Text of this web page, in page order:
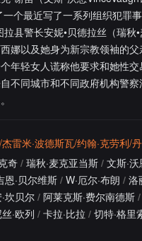
个最近写了一系列组织犯罪
县警长安妮•贝德拉丝（瑞
娜以及她身为新宗教领袖的
年轻女人谎称他要求和她性
不同城市和不同政府机构警
雷米·波德斯瓦/约翰·克劳利/
奇/ 瑞秋·麦克亚当斯 / 文斯·沃
恩·贝尔维斯 / W·厄尔·布朗 / 洛
坎贝尔/ 阿莱克斯·费尔南德斯 /
·欧列 / 卡拉·比拉 / 切特·格里